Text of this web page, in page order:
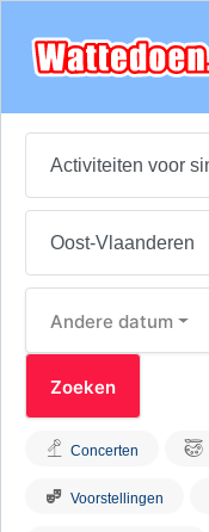
Andere datum
Concerten
Voorstellingen